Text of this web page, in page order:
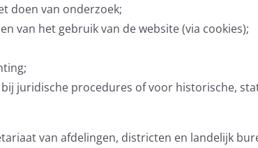
doen van onderzoek;
van het gebruik van de website (via cookies);
juridische procedures of voor historische,
van afdelingen, districten en landelijk